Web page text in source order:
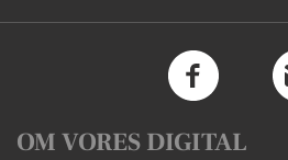
OM VORES DIGITAL